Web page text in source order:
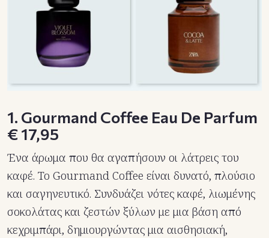
1. Gourmand Coffee Eau De Parfum
€ 17,95
Ένα άρωμα που θα αγαπήσουν οι λάτρεις του
καφέ. Το Gourmand Coffee είναι δυνατό, πλούσιο
και σαγηνευτικό. Συνδυάζει νότες καφέ, λιωμένης
σοκολάτας και ζεστών ξύλων με μια βάση από
κεχριμπάρι, δημιουργώντας μια αισθησιακή,